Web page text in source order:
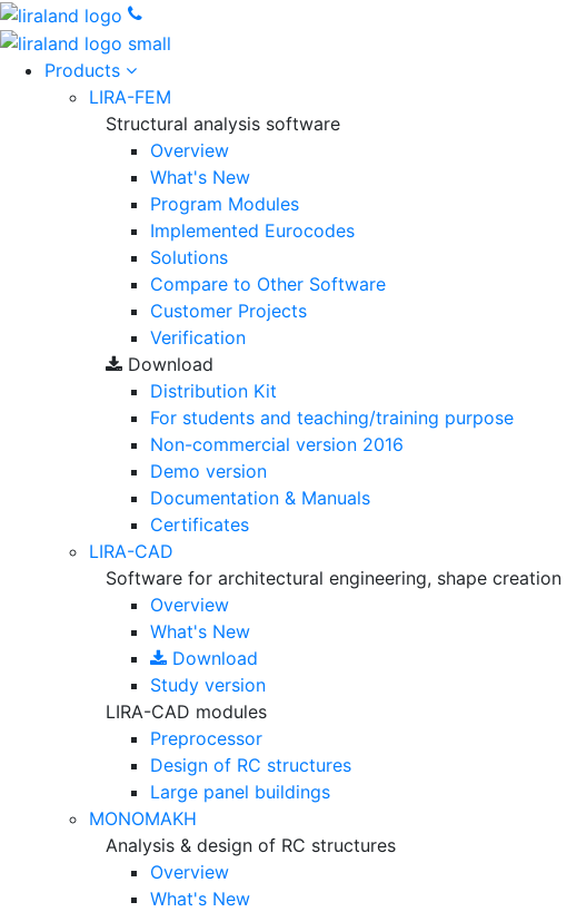
Products
LIRA-FEM
Structural analysis software
Overview
What's New
Program Modules
Implemented Eurocodes
Solutions
Compare to Other Software
Customer Projects
Verification
Download
Distribution Kit
For students and teaching/training purpose
Non-commercial version 2016
Demo version
Documentation & Manuals
Certificates
LIRA-CAD
Software for architectural engineering, shape
Overview
What's New
Download
Study version
LIRA-CAD modules
Preprocessor
Design of RC structures
Large panel buildings
MONOMAKH
Analysis & design of RC structures
Overview
What's New